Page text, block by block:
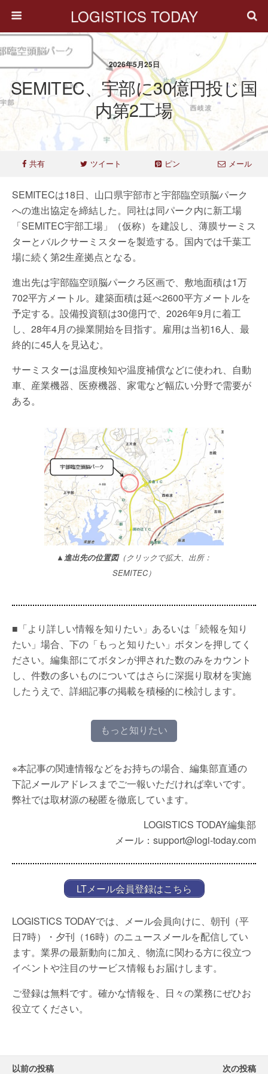
LOGISTICS TODAY
2026年5月25日
SEMITEC、宇部に30億円投じ国
内第2工場
共有 ツイート ピン メール
SEMITECは18日、山口県宇部市と宇部臨空頭脳パーク
への進出協定を締結した。同社は同パーク内に新工場
「SEMITEC宇部工場」（仮称）を建設し、薄膜サーミス
ターとバルクサーミスターを製造する。国内では千葉工
場に続く第2生産拠点となる。
進出先は宇部臨空頭脳パークろ区画で、敷地面積は1万
702平方メートル。建築面積は延べ2600平方メートルを
予定する。設備投資額は30億円で、2026年9月に着工
し、28年4月の操業開始を目指す。雇用は当初16人、最
終的に45人を見込む。
サーミスターは温度検知や温度補償などに使われ、自動
車、産業機器、医療機器、家電など幅広い分野で需要が
ある。
▲進出先の位置図（クリックで拡大、出所：
SEMITEC）
■「より詳しい情報を知りたい」あるいは「続報を知り
たい」場合、下の「もっと知りたい」ボタンを押してく
ださい。編集部にてボタンが押された数のみをカウント
し、件数の多いものについてはさらに深掘り取材を実施
したうえで、詳細記事の掲載を積極的に検討します。
もっと知りたい
※本記事の関連情報などをお持ちの場合、編集部直通の
下記メールアドレスまでご一報いただければ幸いです。
弊社では取材源の秘匿を徹底しています。
LOGISTICS TODAY編集部
メール：support@logi-today.com
LTメール会員登録はこちら
LOGISTICS TODAYでは、メール会員向けに、朝刊（平
日7時）・夕刊（16時）のニュースメールを配信してい
ます。業界の最新動向に加え、物流に関わる方に役立つ
イベントや注目のサービス情報もお届けします。
ご登録は無料です。確かな情報を、日々の業務にぜひお
役立てください。
以前の投稿 次の投稿